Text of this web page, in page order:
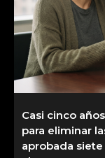
Casi cinco
para eliminar
aprobada